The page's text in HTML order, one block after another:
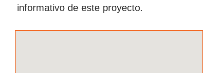
informativo de este proyecto.